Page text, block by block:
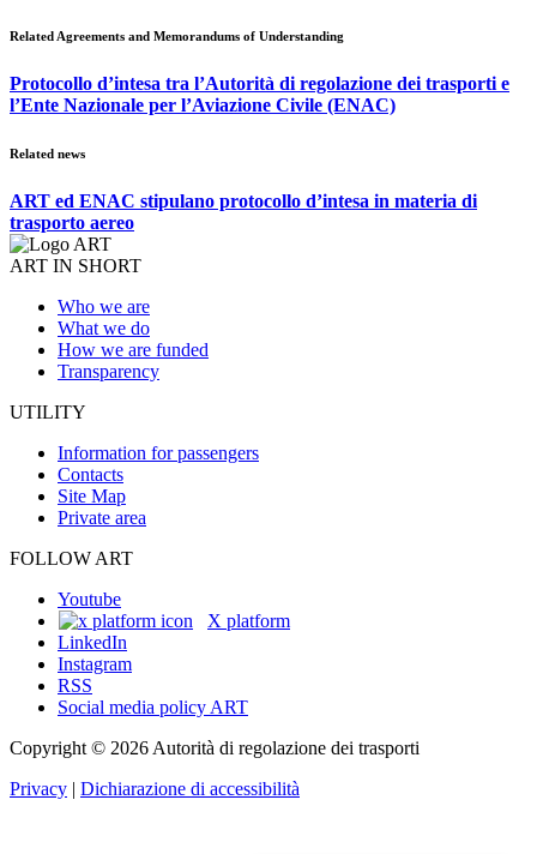
Related Agreements and Memorandums of Understanding
Protocollo d’intesa tra l’Autorità di regolazione dei trasporti e
l’Ente Nazionale per l’Aviazione Civile (ENAC)
Related news
ART ed ENAC stipulano protocollo d’intesa in materia di
trasporto aereo
ART IN SHORT
Who we are
What we do
How we are funded
Transparency
UTILITY
Information for passengers
Contacts
Site Map
Private area
FOLLOW ART
Youtube
X platform
LinkedIn
Instagram
RSS
Social media policy ART
Copyright © 2026 Autorità di regolazione dei trasporti
Privacy | Dichiarazione di accessibilità